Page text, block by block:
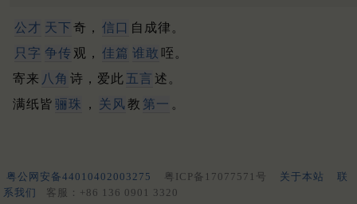
公才 天下 奇， 信口 自成律。
只字 争传 观， 佳篇 谁敢 咥。
寄来 八角 诗，爱此 五言 述。
满纸皆 骊珠 ， 关风 教 第一 。
粤公网安备44010402003275 粤ICP备17077571号 关于本站
联
系我们
客服：+86 136 0901 3320